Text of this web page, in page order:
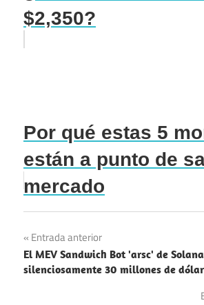
$2,350?
Por qué estas 5
están a punto de
mercado
Navegación
de
Entrada anterior
El MEV Sandwich Bot 'arsc' de
silenciosamente 30 millones de